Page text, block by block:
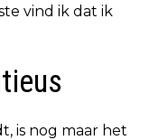
vind ik dat ik
is nog maar het